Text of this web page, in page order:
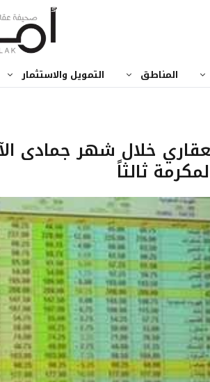
المناطق التمويل والاستثمار
خلال شهر جمادى
ثالثاً